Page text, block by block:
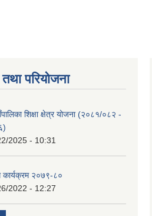
परियोजना
शिक्षा क्षेत्र योजना (२०८१/०८२ -
2025 - 10:31
कार्यक्रम २०७९-८०
2022 - 12:27